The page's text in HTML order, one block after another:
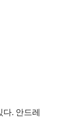
. 안드레